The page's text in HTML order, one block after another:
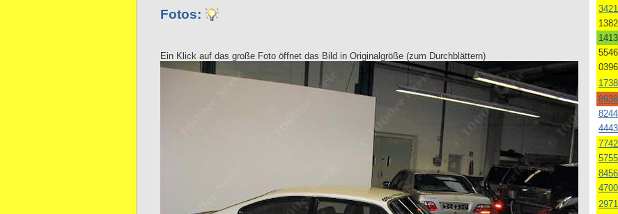
Fotos:
Ein Klick auf das große Foto öffnet das Bild in Originalgröße (zum Durchblättern)